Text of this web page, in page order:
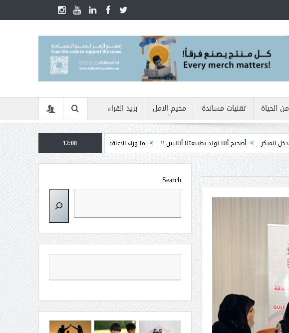
من الحياة تقنيات مساندة مخيم الامل بريد القراء
أصحيح أننا نولد بطبيعتنا أنانيين !! ما وراء الإعاقة الأمن السيبراني في زمن الأزمات ... كيف نحمي
12:08
Search